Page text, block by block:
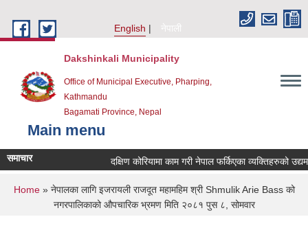
English
नेपाली
Dakshinkali Municipality
Office of Municipal Executive, Pharping,
Kathmandu
Bagamati Province, Nepal
Main menu
समाचार दक्षिण कोरियामा काम गरी नेपाल फर्किएका व्यक्तिहरुको
You are here
Home» नेपालका लागि इजरायली राजदूत महामहिम श्री Shmulik Arie Bass को
नगरपालिकाको औपचारिक भ्रमण मिति २०८१ पुस ८, सोमवार